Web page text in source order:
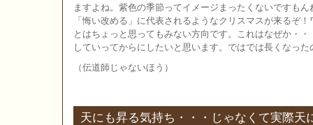
ますよね。紫色の季節ってイメージまったくないですも
「悔い改める」に代表されるようなクリスマスが来るぞ
とはちょっと思ってもみない方向です。これはなぜか・
していってからにしたいと思います。ではでは長くなった
（伝道師じゃないほう）
天にも昇る気持ち・・・じゃなくて実際天